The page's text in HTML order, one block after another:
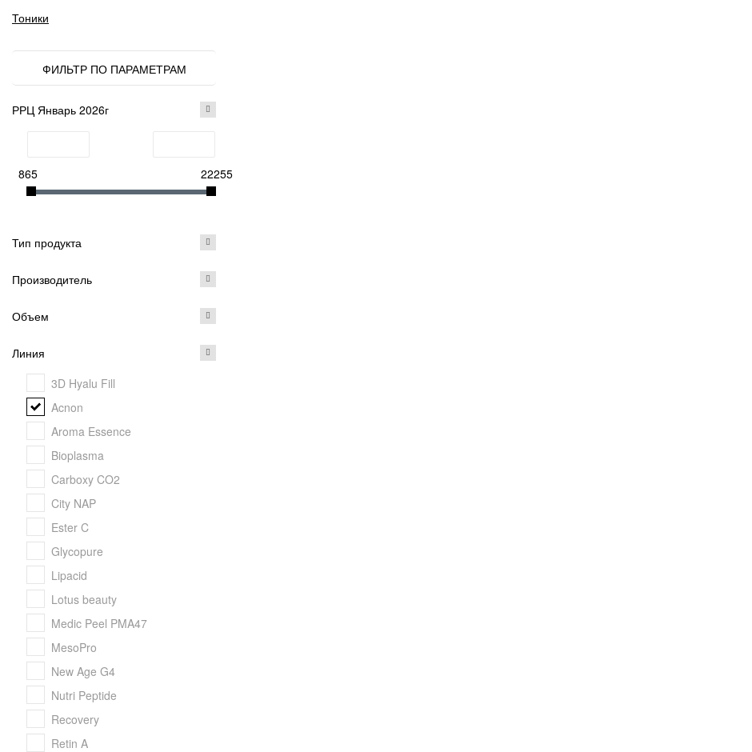
Тоники
ФИЛЬТР ПО ПАРАМЕТРАМ
РРЦ Январь 2026г
865 22255
Тип продукта
Производитель
Объем
Линия
3D Hyalu Fill
Acnon
Aroma Essence
Bioplasma
Carboxy CO2
City NAP
Ester C
Glycopure
Lipacid
Lotus beauty
Medic Peel PMA47
MesoPro
New Age G4
Nutri Peptide
Recovery
Retin A